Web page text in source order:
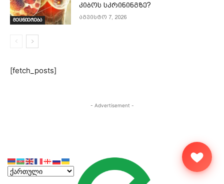
მეცნიერება
კიბოს სკრინინგზე?
აგვისტო 7, 2026
[fetch_posts]
- Advertisement -